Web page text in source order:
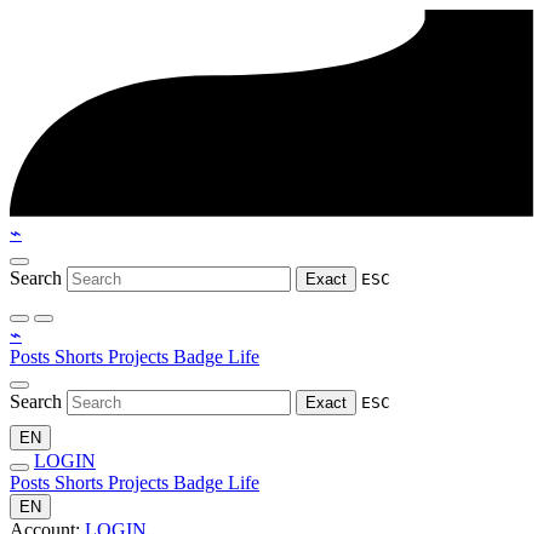
⌁
Search Exact ESC
⌁
Posts Shorts Projects Badge Life
Search Exact
ESC
EN
LOGIN
Posts Shorts Projects Badge Life
EN
Account: LOGIN